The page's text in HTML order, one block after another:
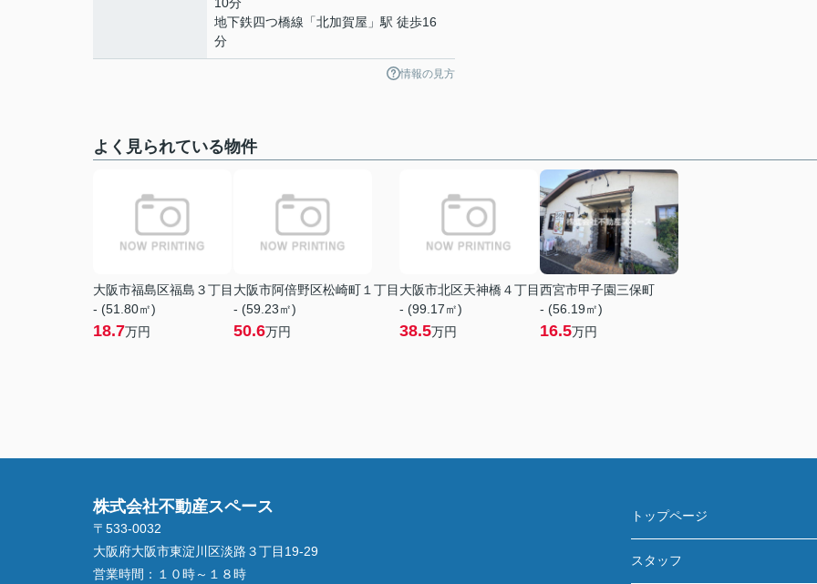
地下鉄四つ橋線 「北加賀屋 」駅 徒歩16
分
情報の見方
よく見られている物件
大阪市福島区福島３丁目
- (51.80㎡)
18.7万円
大阪市阿倍野区松崎町１丁目
- (59.23㎡)
50.6万円
大阪市北区天神橋４丁目
- (99.17㎡)
38.5万円
西宮市甲子園三保町
- (56.19㎡)
16.5万円
株式会社不動産スペース
〒533-0032
大阪府大阪市東淀川区淡路３丁目19-29
営業時間： １０時～１８時
トップページ
スタッフ